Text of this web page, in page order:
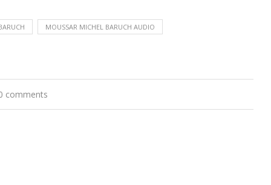
MOUSSAR MICHEL BARUCH AUDIO
comments